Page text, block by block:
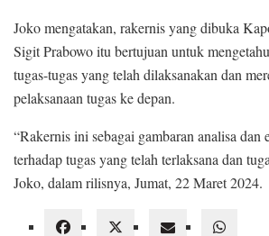
Joko mengatakan, rakernis yang dibuka
Sigit Prabowo itu bertujuan untuk
tugas-tugas yang telah dilaksanakan dan
pelaksanaan tugas ke depan.
“Rakernis ini sebagai gambaran analisa dan
terhadap tugas yang telah terlaksana dan
Joko, dalam rilisnya, Jumat, 22 Maret 2024.